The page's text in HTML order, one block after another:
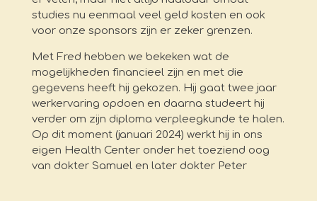
studies nu eenmaal veel geld kosten en ook
voor onze sponsors zijn er zeker grenzen.
Met Fred hebben we bekeken wat de
mogelijkheden financieel zijn en met die
gegevens heeft hij gekozen. Hij gaat twee jaar
werkervaring opdoen en daarna studeert hij
verder om zijn diploma verpleegkunde te halen.
Op dit moment (januari 2024) werkt hij in ons
eigen Health Center onder het toeziend oog
van dokter Samuel en later dokter Peter